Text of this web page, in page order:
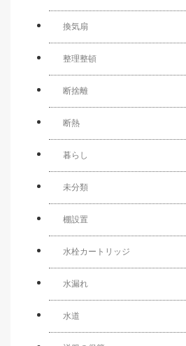
換気扇
整理整頓
断捨離
断熱
暮らし
未分類
棚設置
水栓カートリッジ
水漏れ
水道